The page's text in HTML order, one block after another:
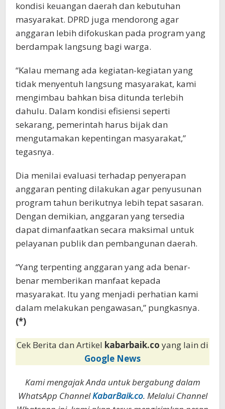
kondisi keuangan daerah dan kebutuhan
masyarakat. DPRD juga mendorong agar
anggaran lebih difokuskan pada program yang
berdampak langsung bagi warga.
“Kalau memang ada kegiatan-kegiatan yang
tidak menyentuh langsung masyarakat, kami
mengimbau bahkan bisa ditunda terlebih
dahulu. Dalam kondisi efisiensi seperti
sekarang, pemerintah harus bijak dan
mengutamakan kepentingan masyarakat,”
tegasnya.
Dia menilai evaluasi terhadap penyerapan
anggaran penting dilakukan agar penyusunan
program tahun berikutnya lebih tepat sasaran.
Dengan demikian, anggaran yang tersedia
dapat dimanfaatkan secara maksimal untuk
pelayanan publik dan pembangunan daerah.
“Yang terpenting anggaran yang ada benar-
benar memberikan manfaat kepada
masyarakat. Itu yang menjadi perhatian kami
dalam melakukan pengawasan,” pungkasnya.
(*)
Cek Berita dan Artikel kabarbaik.co yang lain di
Google News
Kami mengajak Anda untuk bergabung dalam
WhatsApp ChannelKabarBaik.co. Melalui Channel